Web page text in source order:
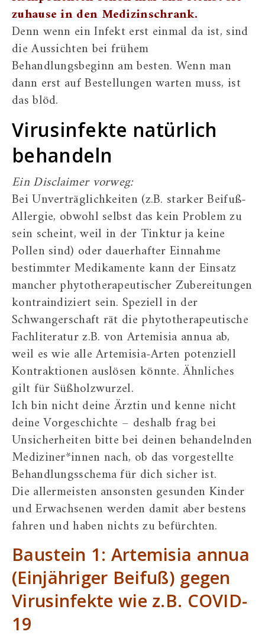
zuhause in den Medizinschrank.
Denn wenn ein Infekt erst einmal da ist, sind
die Aussichten bei frühem
Behandlungsbeginn am besten. Wenn man
dann erst auf Bestellungen warten muss, ist
das blöd.
Virusinfekte natürlich
behandeln
Ein Disclaimer vorweg:
Bei Unverträglichkeiten (z.B. starker Beifuß-
Allergie, obwohl selbst das kein Problem zu
sein scheint, weil in der Tinktur ja keine
Pollen sind) oder dauerhafter Einnahme
bestimmter Medikamente kann der Einsatz
mancher phytotherapeutischer Zubereitungen
kontraindiziert sein. Speziell in der
Schwangerschaft rät die phytotherapeutische
Fachliteratur z.B. von Artemisia annua ab,
weil es wie alle Artemisia-Arten potenziell
Kontraktionen auslösen könnte. Ähnliches
gilt für Süßholzwurzel.
Ich bin nicht deine Ärztin und kenne nicht
deine Vorgeschichte – deshalb frag bei
Unsicherheiten bitte bei deinen behandelnden
Mediziner*innen nach, ob das vorgestellte
Behandlungsschema für dich sicher ist.
Die allermeisten ansonsten gesunden Kinder
und Erwachsenen werden damit aber bestens
fahren und haben nichts zu befürchten.
Baustein 1: Artemisia annua
(Einjähriger Beifuß) gegen
Virusinfekte wie z.B. COVID-
19